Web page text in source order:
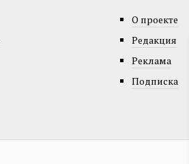
О проекте
Редакция
Реклама
Подписка